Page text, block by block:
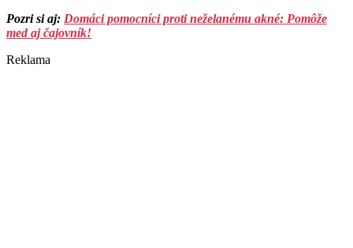
Pozri si aj: Domáci pomocníci proti neželanému akné: Pomôže
med aj čajovník!
Reklama